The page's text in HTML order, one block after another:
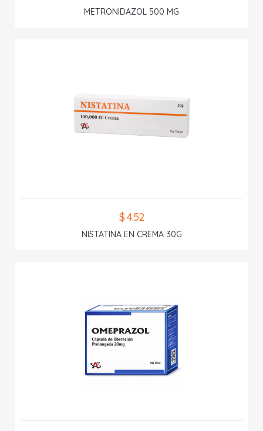
METRONIDAZOL 500 MG
$ 4.52
NISTATINA EN CREMA 30G